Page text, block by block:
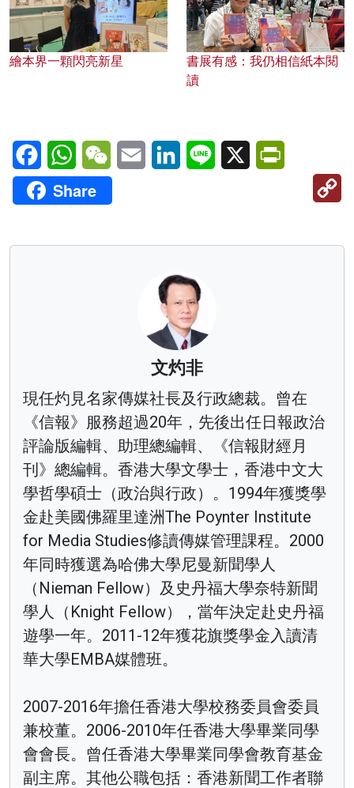
繪本界一顆閃亮新星
書展有感：我仍相信紙本閱
讀
FacebookWhatsAppWeChatEmail LinkedInLine X
Share
文灼非
現任灼見名家傳媒社長及行政總裁。曾在
《信報》服務超過20年，先後出任日報政治
評論版編輯、助理總編輯、《信報財經月
刊》總編輯。香港大學文學士，香港中文大
學哲學碩士（政治與行政）。1994年獲獎學
金赴美國佛羅里達洲The Poynter Institute
for Media Studies修讀傳媒管理課程。2000
年同時獲選為哈佛大學尼曼新聞學人
（Nieman Fellow）及史丹福大學奈特新聞
學人（Knight Fellow），當年決定赴史丹福
遊學一年。2011-12年獲花旗獎學金入讀清
華大學EMBA媒體班。
2007-2016年擔任香港大學校務委員會委員
兼校董。2006-2010年任香港大學畢業同學
會會長。曾任香港大學畢業同學會教育基金
副主席。其他公職包括：香港新聞工作者聯